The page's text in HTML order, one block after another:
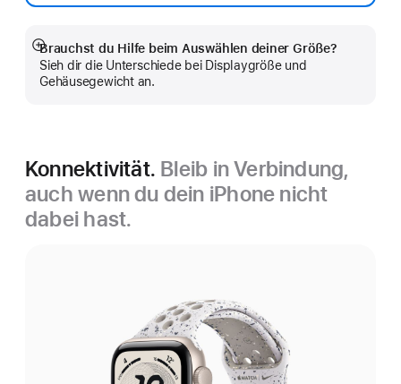
Brauchst du Hilfe beim Auswählen deiner Größe?
Sieh dir die Unterschiede bei Displaygröße und
Gehäusegewicht an.
Mehr
anzeigen
Konnektivität. Bleib in Verbindung,
auch wenn du dein iPhone nicht
dabei hast.